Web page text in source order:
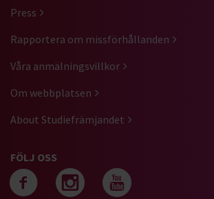
Press
Rapportera om missförhållanden
Våra anmälningsvillkor
Om webbplatsen
About Studiefrämjandet
FÖLJ OSS